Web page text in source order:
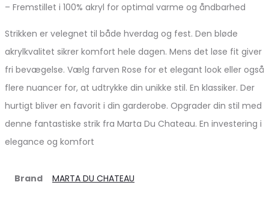
– Fremstillet i 100% akryl for optimal varme og åndbarhed
Strikken er velegnet til både hverdag og fest. Den bløde
akrylkvalitet sikrer komfort hele dagen. Mens det løse fit giver
fri bevægelse. Vælg farven Rose for et elegant look eller også
flere nuancer for, at udtrykke din unikke stil. En klassiker. Der
hurtigt bliver en favorit i din garderobe. Opgrader din stil med
denne fantastiske strik fra Marta Du Chateau. En investering i
elegance og komfort
Brand MARTA DU CHATEAU